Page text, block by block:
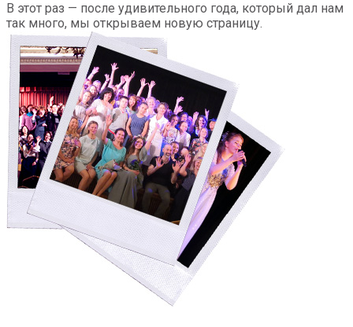
В этот раз — после удивительного года, который дал нам
так много, мы открываем новую страницу.